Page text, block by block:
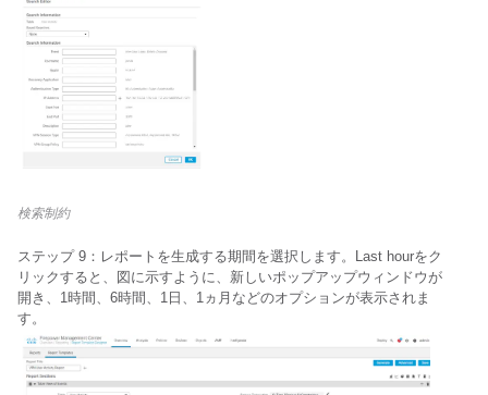
検索制約
ステップ 9：レポートを生成する期間を選択します。
Last hourをク
リックすると、図に示すように、新しいポップアップウィンドウが
開き、1時間、6時間、1日、1ヵ月などのオプションが表示されま
す。